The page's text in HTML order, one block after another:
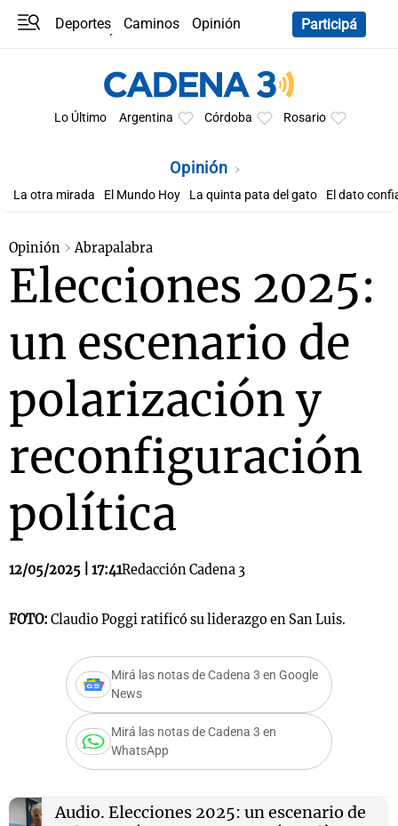
Deportes Caminos
Opinión
Participá
Lo Último Argentina Córdoba Rosario
Opinión
La otra mirada El Mundo Hoy La quinta pata del gato El dato
Opinión Abrapalabra
Elecciones 2025:
un escenario de
polarización y
reconfiguración
política
12/05/2025 | 17:41Redacción Cadena 3
FOTO: Claudio Poggi ratificó su liderazgo en San Luis.
Mirá las notas de Cadena 3 en Google
News
Mirá las notas de Cadena 3 en
WhatsApp
Audio. Elecciones 2025: un escenario de